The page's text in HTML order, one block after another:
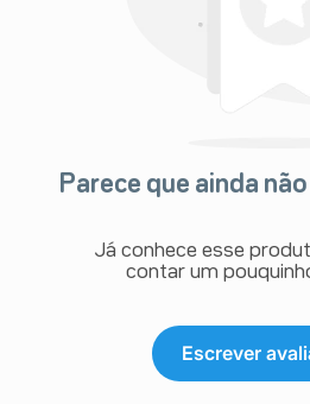
Parece que ainda
Já conhece esse
contar um
Escrever